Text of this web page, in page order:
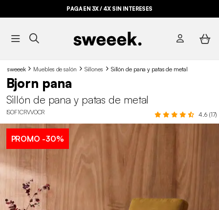
PAGA EN 3X / 4X SIN INTERESES
sweeek Muebles de salón Sillones Sillón de pana y patas de metal
Bjorn pana
Sillón de pana y patas de metal
ISOF1CRVVOCR 4.6 (17)
PROMO -30%